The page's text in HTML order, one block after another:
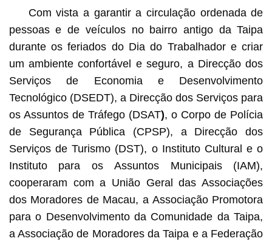
Com vista a garantir a circulação ordenada de
pessoas e de veículos no bairro antigo da Taipa
durante os feriados do Dia do Trabalhador e criar
um ambiente confortável e seguro, a Direcção dos
Serviços de Economia e Desenvolvimento
Tecnológico (DSEDT), a Direcção dos Serviços para
os Assuntos de Tráfego (DSAT), o Corpo de Polícia
de Segurança Pública (CPSP), a Direcção dos
Serviços de Turismo (DST), o Instituto Cultural e o
Instituto para os Assuntos Municipais (IAM),
cooperaram com a União Geral das Associações
dos Moradores de Macau, a Associação Promotora
para o Desenvolvimento da Comunidade da Taipa,
a Associação de Moradores da Taipa e a Federação